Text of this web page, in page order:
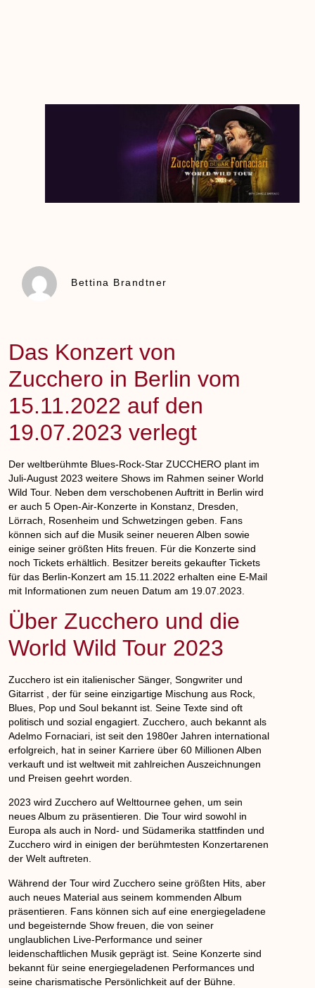
Bettina Brandtner
Das Konzert von
Zucchero in Berlin vom
15.11.2022 auf den
19.07.2023 verlegt
Der weltberühmte Blues-Rock-Star ZUCCHERO plant im
Juli-August 2023 weitere Shows im Rahmen seiner World
Wild Tour. Neben dem verschobenen Auftritt in Berlin wird
er auch 5 Open-Air-Konzerte in Konstanz, Dresden,
Lörrach, Rosenheim und Schwetzingen geben. Fans
können sich auf die Musik seiner neueren Alben sowie
einige seiner größten Hits freuen. Für die Konzerte sind
noch Tickets erhältlich. Besitzer bereits gekaufter Tickets
für das Berlin-Konzert am 15.11.2022 erhalten eine E-Mail
mit Informationen zum neuen Datum am 19.07.2023.
Über Zucchero und die
World Wild Tour 2023
Zucchero ist ein italienischer Sänger, Songwriter und
Gitarrist , der für seine einzigartige Mischung aus Rock,
Blues, Pop und Soul bekannt ist. Seine Texte sind oft
politisch und sozial engagiert. Zucchero, auch bekannt als
Adelmo Fornaciari, ist seit den 1980er Jahren international
erfolgreich, hat in seiner Karriere über 60 Millionen Alben
verkauft und ist weltweit mit zahlreichen Auszeichnungen
und Preisen geehrt worden.
2023 wird Zucchero auf Welttournee gehen, um sein
neues Album zu präsentieren. Die Tour wird sowohl in
Europa als auch in Nord- und Südamerika stattfinden und
Zucchero wird in einigen der berühmtesten Konzertarenen
der Welt auftreten.
Während der Tour wird Zucchero seine größten Hits, aber
auch neues Material aus seinem kommenden Album
präsentieren. Fans können sich auf eine energiegeladene
und begeisternde Show freuen, die von seiner
unglaublichen Live-Performance und seiner
leidenschaftlichen Musik geprägt ist. Seine Konzerte sind
bekannt für seine energiegeladenen Performances und
seine charismatische Persönlichkeit auf der Bühne.